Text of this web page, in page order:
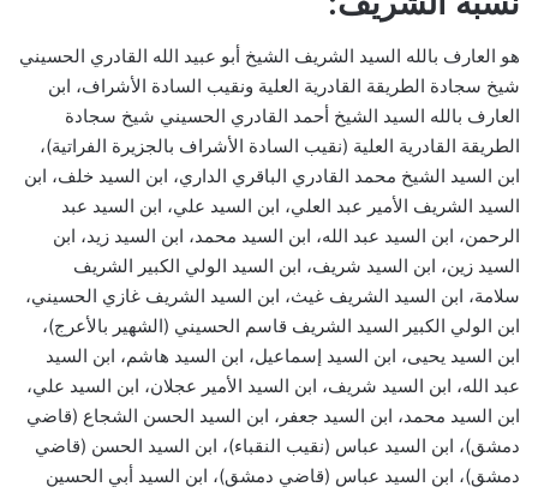
هو العارف بالله السيد الشريف الشيخ أبو عبيد الله القادري الحسيني
شيخ سجادة الطريقة القادرية العلية ونقيب السادة الأشراف، ابن
العارف بالله السيد الشيخ أحمد القادري الحسيني شيخ سجادة
الطريقة القادرية العلية (نقيب السادة الأشراف بالجزيرة الفراتية)،
ابن السيد الشيخ محمد القادري الباقري الداري، ابن السيد خلف، ابن
السيد الشريف الأمير عبد العلي، ابن السيد علي، ابن السيد عبد
الرحمن، ابن السيد عبد الله، ابن السيد محمد، ابن السيد زيد، ابن
السيد زين، ابن السيد شريف، ابن السيد الولي الكبير الشريف
سلامة، ابن السيد الشريف غيث، ابن السيد الشريف غازي الحسيني،
ابن الولي الكبير السيد الشريف قاسم الحسيني (الشهير بالأعرج)،
ابن السيد يحيى، ابن السيد إسماعيل، ابن السيد هاشم، ابن السيد
عبد الله، ابن السيد شريف، ابن السيد الأمير عجلان، ابن السيد علي،
ابن السيد محمد، ابن السيد جعفر، ابن السيد الحسن الشجاع (قاضي
دمشق)، ابن السيد عباس (نقيب النقباء)، ابن السيد الحسن (قاضي
دمشق)، ابن السيد عباس (قاضي دمشق)، ابن السيد أبي الحسين